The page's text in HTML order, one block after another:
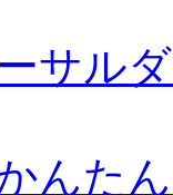
サル
んた